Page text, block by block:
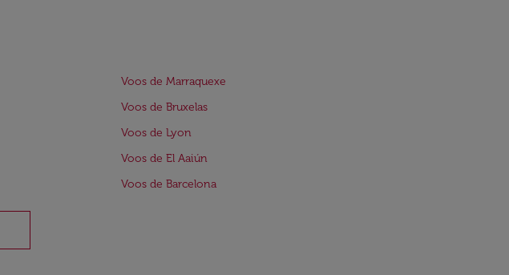
Voos de Marraquexe
Voos de Bruxelas
Voos de Lyon
Voos de El Aaiún
Voos de Barcelona